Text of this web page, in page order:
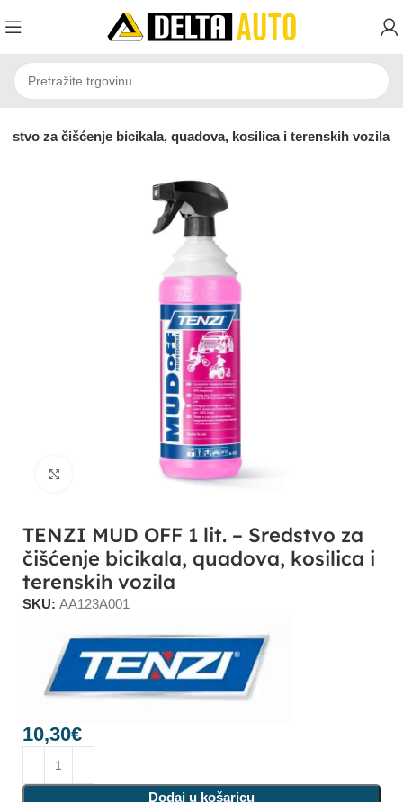
za čišćenje bicikala, quadova, kosilica i terenskih vozila
Click to enlarge
TENZI MUD OFF 1 lit. – Sredstvo za
čišćenje bicikala, quadova, kosilica i
terenskih vozila
SKU:AA123A001
10,30€
Dodaj u košaricu